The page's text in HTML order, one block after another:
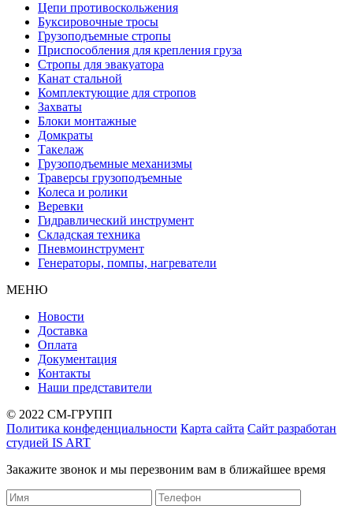
Цепи противоскольжения
Буксировочные тросы
Грузоподъемные стропы
Приспособления для крепления груза
Стропы для эвакуатора
Канат стальной
Комплектующие для стропов
Захваты
Блоки монтажные
Домкраты
Такелаж
Грузоподъемные механизмы
Траверсы грузоподъемные
Колеса и ролики
Веревки
Гидравлический инструмент
Складская техника
Пневмоинструмент
Генераторы, помпы, нагреватели
МЕНЮ
Новости
Доставка
Оплата
Документация
Контакты
Наши представители
© 2022 СМ-ГРУПП
Политика конфеденциальности Карта сайта Сайт разработан
студией IS ART
Закажите звонок и мы перезвоним вам в ближайшее время